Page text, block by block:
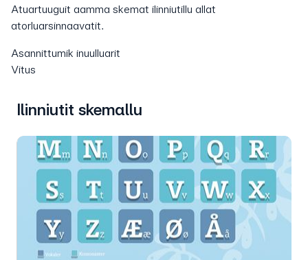
Atuartuuguit aamma skemat ilinniutillu allat
atorluarsinnaavatit.
Asannittumik inuulluarit
Vitus
Ilinniutit skemallu